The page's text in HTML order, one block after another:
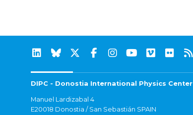
DIPC - Donostia International Physics Center
Manuel Lardizabal 4
E20018 Donostia / San Sebastián SPAIN